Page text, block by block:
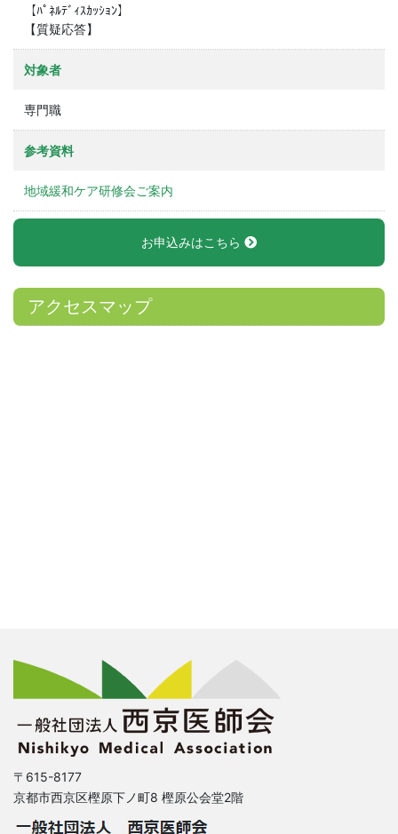
【ﾊﾟﾈﾙﾃﾞｨｽｶｯｼｮﾝ】
【質疑応答】
対象者
専門職
参考資料
地域緩和ケア研修会ご案内
お申込みはこちら
アクセスマップ
〒615-8177
京都市西京区樫原下ノ町8 樫原公会堂2階